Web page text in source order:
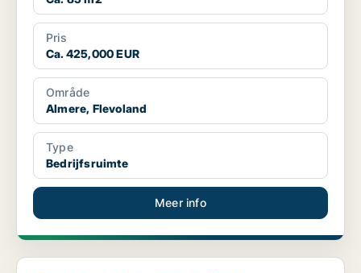
Pris
Ca. 425,000 EUR
Område
Almere, Flevoland
Type
Bedrijfsruimte
Meer info
Kantoor in Almere, Flevoland